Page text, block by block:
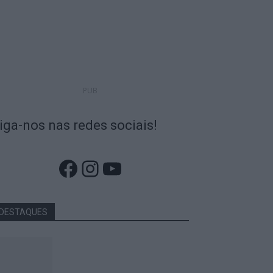
nos nas redes sociais!
Facebook
Instagram
YouTube